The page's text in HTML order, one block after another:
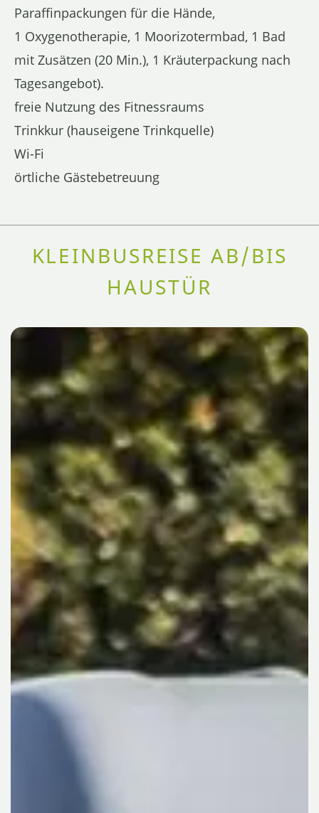
Paraffinpackungen für die Hände,
1 Oxygenotherapie, 1 Moorizotermbad, 1 Bad
mit Zusätzen (20 Min.), 1 Kräuterpackung nach
Tagesangebot).
freie Nutzung des Fitnessraums
Trinkkur (hauseigene Trinkquelle)
Wi-Fi
örtliche Gästebetreuung
KLEINBUSREISE AB/BIS
HAUSTÜR